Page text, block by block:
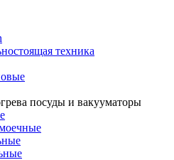
техника
посуды и вакууматоры